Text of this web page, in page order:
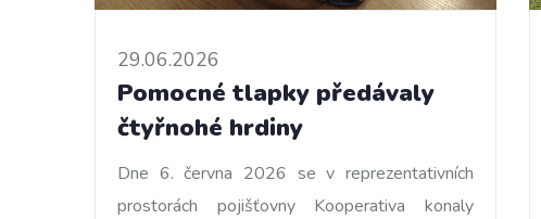
29.06.2026
Pomocné tlapky předávaly
čtyřnohé hrdiny
Dne 6. června 2026 se v reprezentativních
prostorách pojišťovny Kooperativa konaly